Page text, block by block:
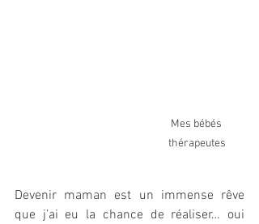
Mes bébés
thérapeutes
Devenir maman est un immense rêve
que j’ai eu la chance de réaliser… oui